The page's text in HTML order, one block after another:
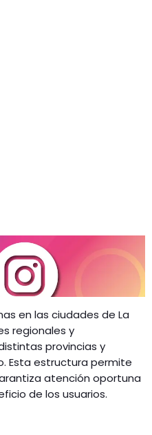
en las ciudades de La
regionales y
provincias y
Esta estructura permite
atención oportuna
de los usuarios.